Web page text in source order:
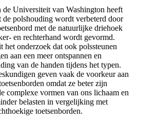
de Universiteit van Washington heeft
de polshouding wordt verbeterd door
met de natuurlijke driehoek
en rechterhand wordt gevormd.
het onderzoek dat ook polssteunen
aan een meer ontspannen en
van de handen tijdens het typen.
geven vaak de voorkeur aan
omdat ze beter zijn
complexe vormen van ons lichaam en
belasten in vergelijking met
toetsenborden.